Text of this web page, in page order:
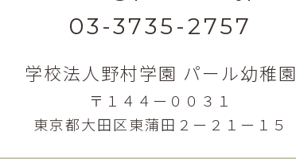
03-3735-2757
学校法人野村学園 パール幼稚園
〒１４４ー００３１
東京都大田区東蒲田２ー２１ー１５